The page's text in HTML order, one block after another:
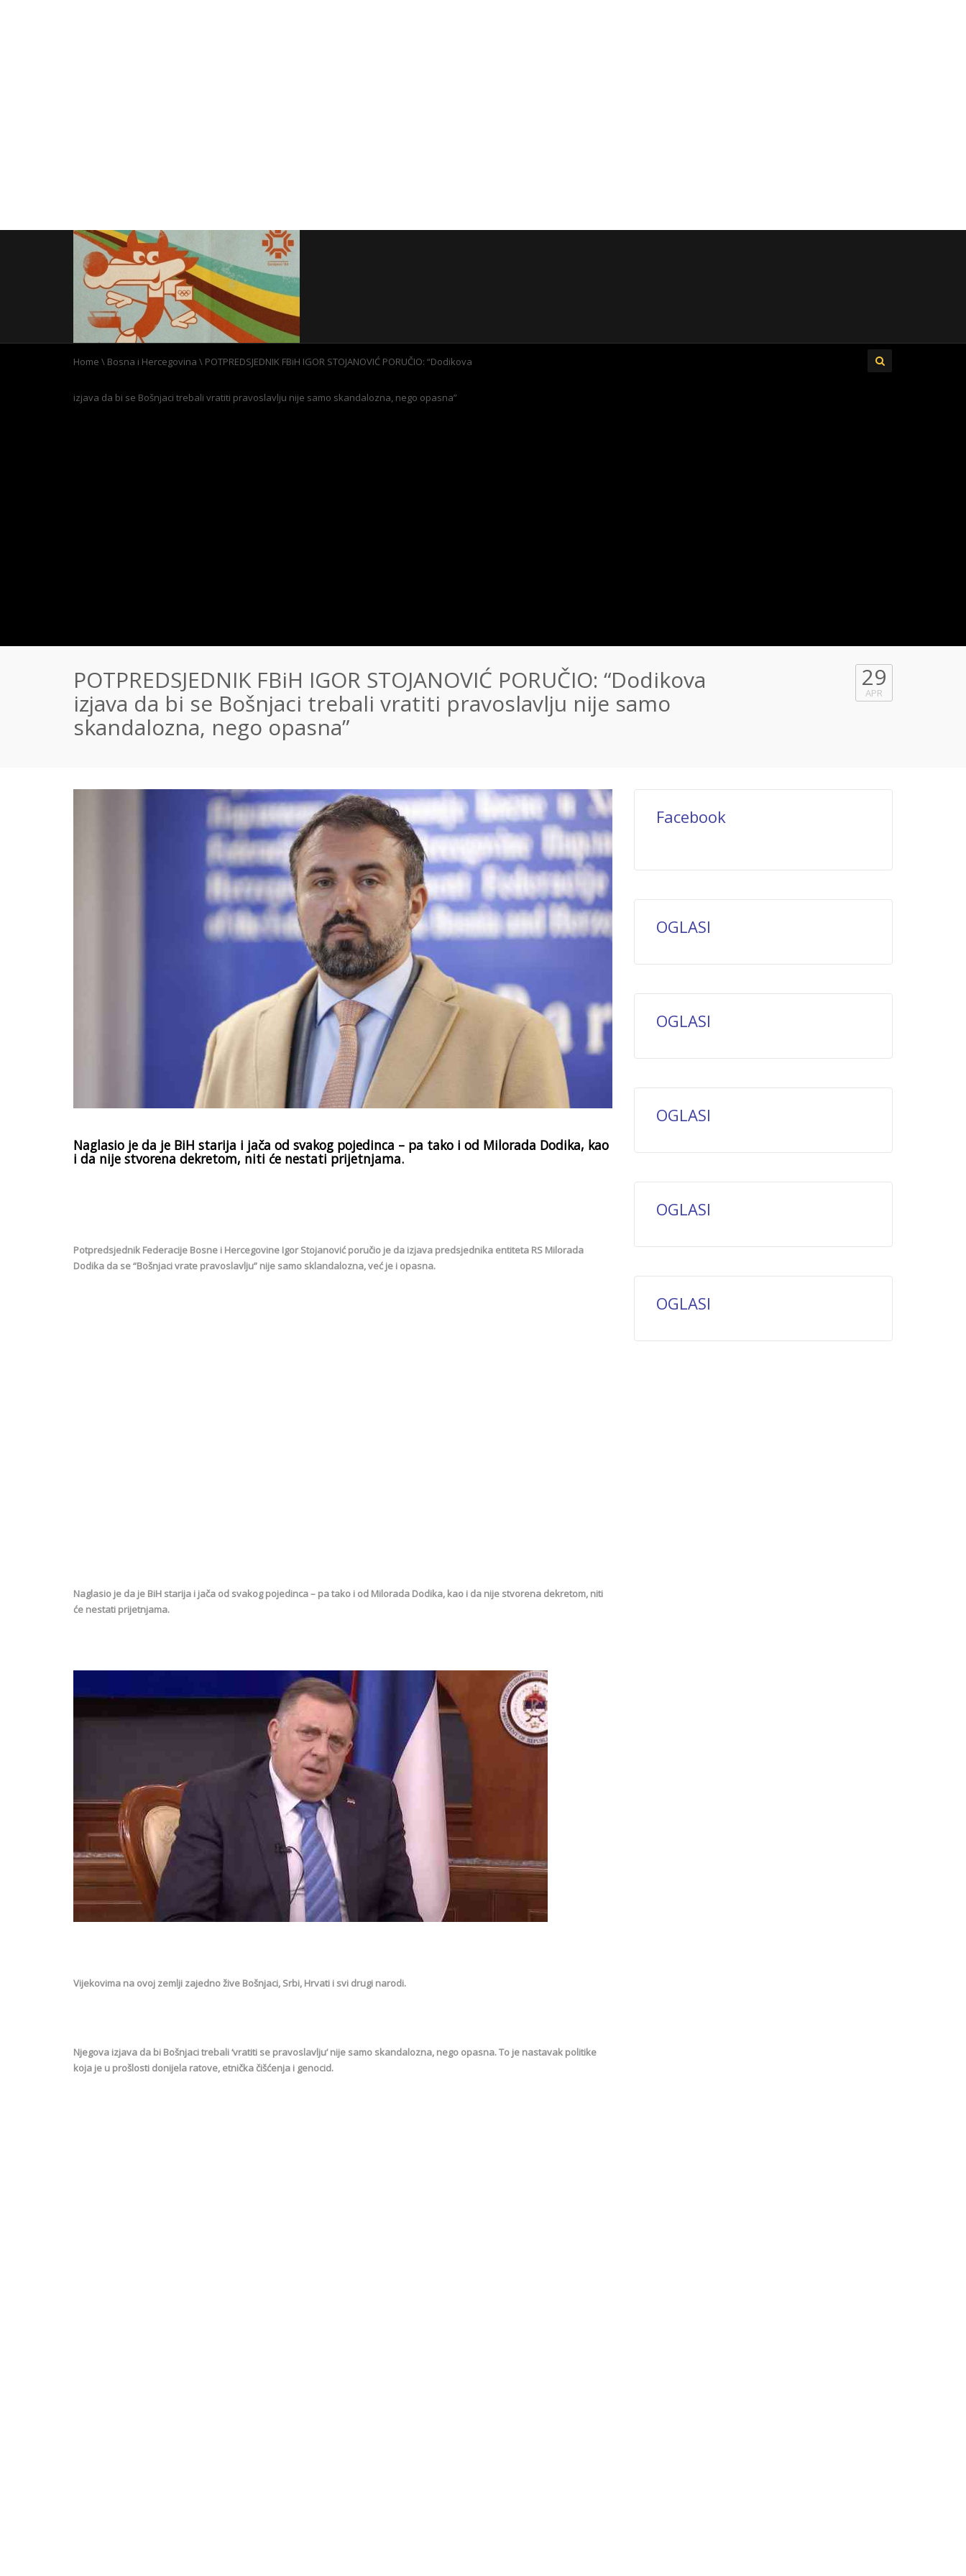
Home \ Bosna i Hercegovina \ POTPREDSJEDNIK FBiH IGOR STOJANOVIĆ PORUČIO: “Dodikova
izjava da bi se Bošnjaci trebali vratiti pravoslavlju nije samo skandalozna, nego opasna”
POTPREDSJEDNIK FBiH IGOR STOJANOVIĆ PORUČIO: “Dodikova
izjava da bi se Bošnjaci trebali vratiti pravoslavlju nije samo
skandalozna, nego opasna”
29
APR
Naglasio je da je BiH starija i jača od svakog pojedinca – pa tako i od Milorada Dodika, kao
i da nije stvorena dekretom, niti će nestati prijetnjama.
Potpredsjednik Federacije Bosne i Hercegovine Igor Stojanović poručio je da izjava predsjednika entiteta RS Milorada
Dodika da se “Bošnjaci vrate pravoslavlju” nije samo sklandalozna, već je i opasna.
Naglasio je da je BiH starija i jača od svakog pojedinca – pa tako i od Milorada Dodika, kao i da nije stvorena dekretom, niti
će nestati prijetnjama.
Vijekovima na ovoj zemlji zajedno žive Bošnjaci, Srbi, Hrvati i svi drugi narodi.
Njegova izjava da bi Bošnjaci trebali ‘vratiti se pravoslavlju’ nije samo skandalozna, nego opasna. To je nastavak politike
koja je u prošlosti donijela ratove, etnička čišćenja i genocid.
Facebook
OGLASI
OGLASI
OGLASI
OGLASI
OGLASI